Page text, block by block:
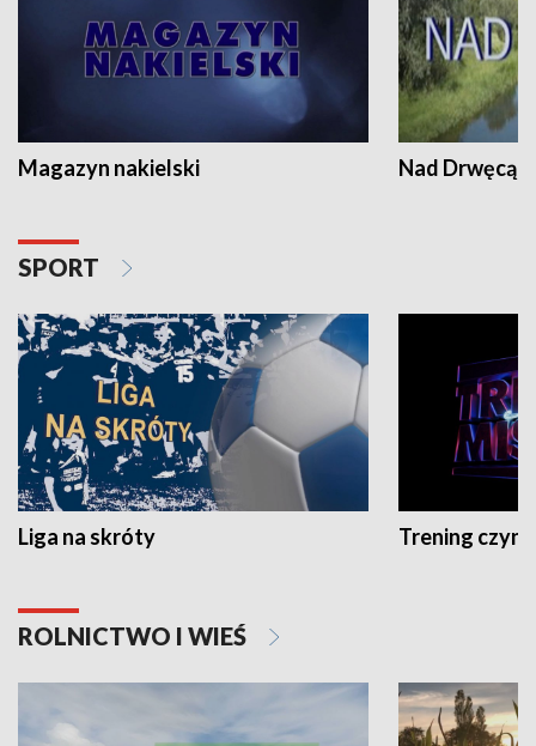
Magazyn nakielski Nad Drwęcą
SPORT
Liga na skróty Trening czyni
ROLNICTWO I WIEŚ